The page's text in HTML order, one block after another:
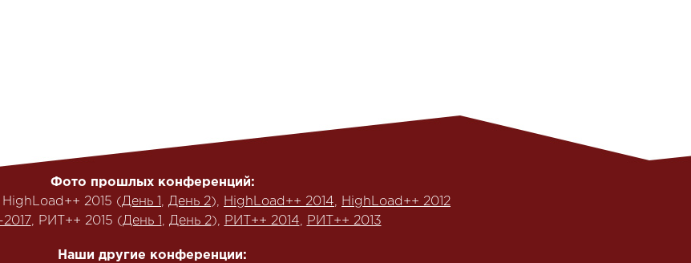
Фото прошлых конференций:
HighLoad++ 2015 (День 1 , День 2), HighLoad++ 2014, HighLoad++ 2012
, РИТ++ 2015 (День 1 , День 2), РИТ++ 2014, РИТ++ 2013
Наши другие конференции: